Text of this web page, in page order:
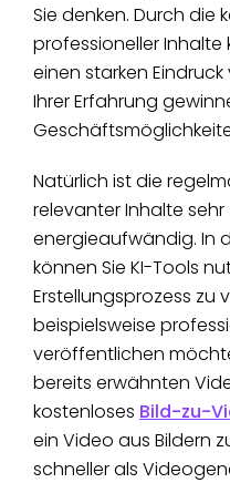
Sie denken. Durch die
professioneller Inhalte
einen starken
Ihrer Erfahrung
Natürlich ist die
relevanter Inhalte
energieaufwändig. In
können Sie KI-Tools
Erstellungsprozess zu
beispielsweise
veröffentlichen
bereits erwähnten
kostenloses Bild-zu-
ein Video aus Bildern
schneller als